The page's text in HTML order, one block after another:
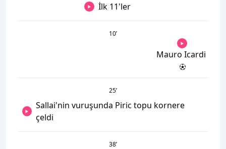
İlk 11'ler
10’
Mauro Icardi
25’
Sallai'nin vuruşunda Piric topu kornere
çeldi
38’